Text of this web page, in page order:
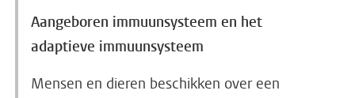
Aangeboren immuunsysteem en het
adaptieve immuunsysteem
Mensen en dieren beschikken over een